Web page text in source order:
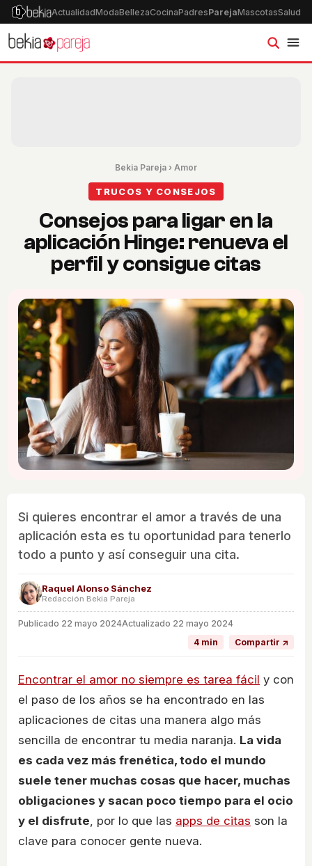
ActualidadModaBellezaCocinaPadresParejaMascotasSalud
Bekia Pareja › Amor
TRUCOS Y CONSEJOS
Consejos para ligar en la
aplicación Hinge: renueva el
perfil y consigue citas
Si quieres encontrar el amor a través de una
aplicación esta es tu oportunidad para tenerlo
todo a punto y así conseguir una cita.
Raquel Alonso Sánchez
Redacción Bekia Pareja
Publicado 22 mayo 2024Actualizado 22 mayo 2024
4 min
Compartir ↗
Encontrar el amor no siempre es tarea fácil y con
el paso de los años se ha encontrado en las
aplicaciones de citas una manera algo más
sencilla de encontrar tu media naranja. La vida
es cada vez más frenética, todo el mundo
suele tener muchas cosas que hacer, muchas
obligaciones y sacan poco tiempo para el ocio
y el disfrute , por lo que las apps de citas son la
clave para conocer gente nueva.